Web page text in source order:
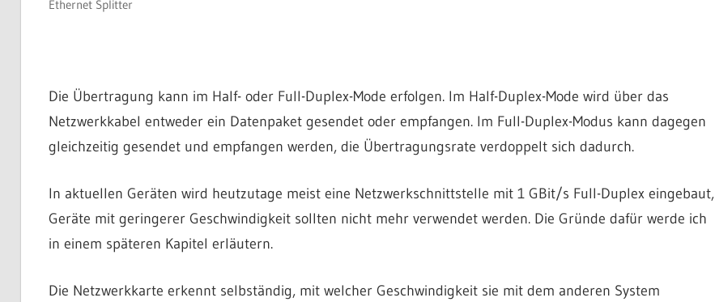
Ethernet Splitter
Die Übertragung kann im Half- oder Full-Duplex-Mode erfolgen. Im Half-Duplex-Mode wird über das
Netzwerkkabel entweder ein Datenpaket gesendet oder empfangen. Im Full-Duplex-Modus kann dagegen
gleichzeitig gesendet und empfangen werden, die Übertragungsrate verdoppelt sich dadurch.
In aktuellen Geräten wird heutzutage meist eine Netzwerkschnittstelle mit 1 GBit/s Full-Duplex eingebaut,
Geräte mit geringerer Geschwindigkeit sollten nicht mehr verwendet werden. Die Gründe dafür werde ich
in einem späteren Kapitel erläutern.
Die Netzwerkkarte erkennt selbständig, mit welcher Geschwindigkeit sie mit dem anderen System